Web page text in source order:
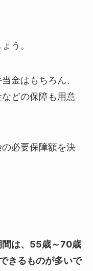
う。
金はもちろん、
どの保障も用意
必要保障額を決
間は、55歳～70歳
きるものが多いで